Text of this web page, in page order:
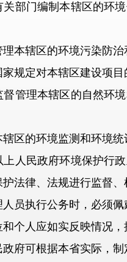
门编制本辖区的环境
辖区的环境污染防治
定对本辖区建设项目
理本辖区的自然环境
的环境监测和环境统
民政府环境保护行政
法律、法规进行监督
执行公务时，必须佩
人应如实反映情况，
可根据本省实际，制